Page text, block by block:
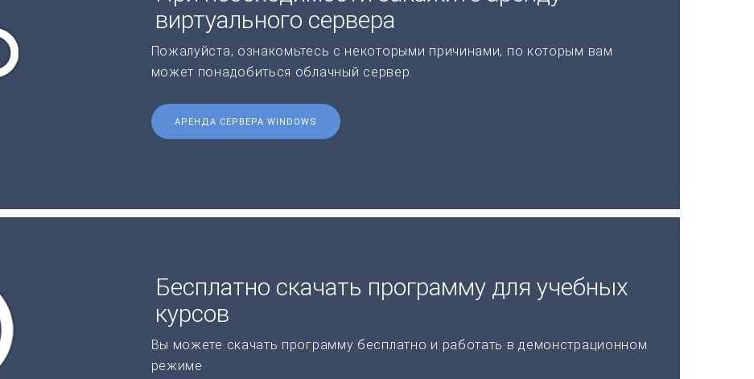
виртуального сервера
Пожалуйста, ознакомьтесь с некоторыми причинами, по которым вам
может понадобиться облачный сервер.
АРЕНДА СЕРВЕРА WINDOWS
Бесплатно скачать программу для учебных
курсов
Вы можете скачать программу бесплатно и работать в демонстрационном
режиме